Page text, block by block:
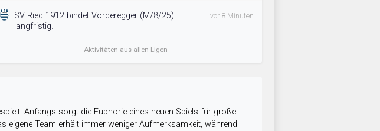
SV Ried 1912 bindet Vorderegger (M/8/25)
langfristig.
vor 8 Minuten
Aktivitäten aus allen Ligen
Anfangs sorgt die Euphorie eines neuen Spiels für große
eigene Team erhält immer weniger Aufmerksamkeit, während